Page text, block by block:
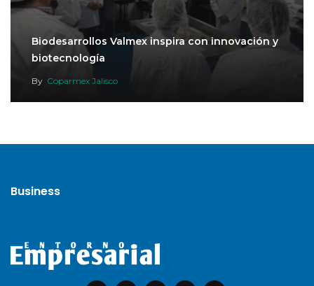
Biodesarrollos Valmex inspira con innovación y
biotecnología
By Coparmex Jalisco
Business